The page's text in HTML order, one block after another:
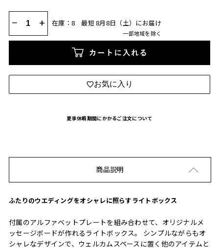
− + 在庫：8 最短 8月8日（土）にお届け
一部地域を除く
カートに入れる
お気に入り
夏季休暇期間にかかるご注文について
商品説明
ふたりのウエディングをオシャレに照らすライトボックス
付属のアルファベットプレートを組み合わせて、オリジナルメ
ッセージボードが作れるライトボックス。 シンプルながらもオ
シャレなデザインで、ウェルカムスペースに置く他のアイテムと